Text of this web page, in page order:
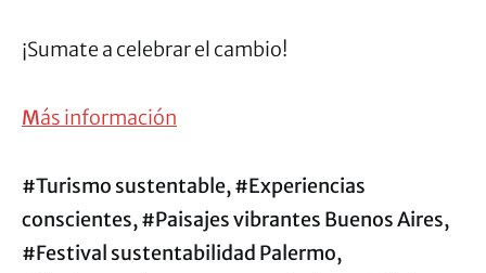
¡Sumate a celebrar el cambio!
Más información
#Turismo sustentable, #Experiencias
conscientes, #Paisajes vibrantes Buenos Aires,
#Festival sustentabilidad Palermo,